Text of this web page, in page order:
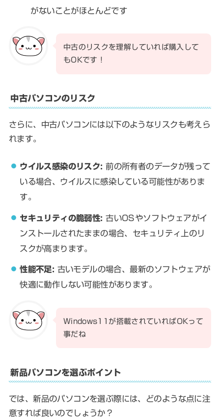
がないことがほとんどです
中古のリスクを理解していれば購入して
もOKです！
中古パソコンのリスク
さらに、中古パソコンには以下のようなリスクも考えら
れます。
ウイルス感染のリスク: 前の所有者のデータが残って
いる場合、ウイルスに感染している可能性がありま
す。
セキュリティの脆弱性: 古いOSやソフトウェアがイ
ンストールされたままの場合、セキュリティ上のリ
スクが高まります。
性能不足: 古いモデルの場合、最新のソフトウェアが
快適に動作しない可能性があります。
Windows11が搭載されていればOKって
事だね
新品パソコンを選ぶポイント
では、新品のパソコンを選ぶ際には、どのような点に注
意すれば良いのでしょうか？